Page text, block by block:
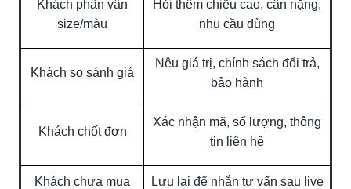
Khách phân vân
size/màu
Hỏi thêm chiều cao, cân nặng,
nhu cầu dùng
Khách so sánh giá
Nêu giá trị, chính sách đổi trả,
bảo hành
Khách chốt đơn
Xác nhận mã, số lượng, thông
tin liên hệ
Khách chưa mua Lưu lại để nhắn tư vấn sau live